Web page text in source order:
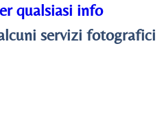
qualsiasi info
servizi fotografici